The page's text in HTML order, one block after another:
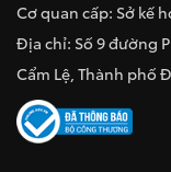
Cơ quan cấp: Sở kế
Địa chỉ: Số 9 đường
Cẩm Lệ, Thành phố